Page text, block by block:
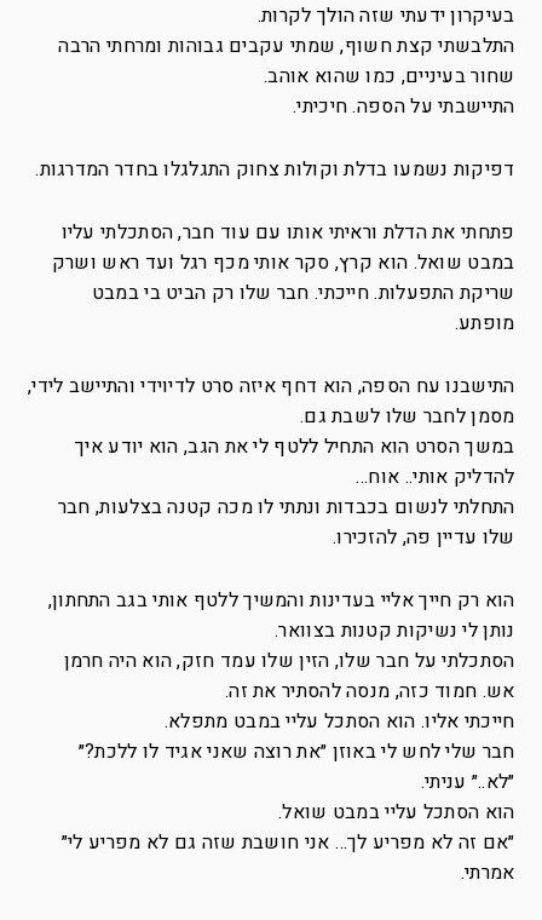
בעיקרון ידעתי שזה הולך לקרות.
התלבשתי קצת חשוף, שמתי עקבים גבוהות ומרחתי הרבה
שחור בעיניים, כמו שהוא אוהב.
התיישבתי על הספה. חיכיתי.
דפיקות נשמעו בדלת וקולות צחוק התגלגלו בחדר המדרגות.
פתחתי את הדלת וראיתי אותו עם עוד חבר, הסתכלתי עליו
במבט שואל. הוא קרץ, סקר אותי מכף רגל ועד ראש ושרק
שריקת התפעלות. חייכתי. חבר שלו רק הביט בי במבט
מופתע.
התישבנו עח הספה, הוא דחף איזה סרט לדיוידי והתיישב לידי,
מסמן לחבר שלו לשבת גם.
במשך הסרט הוא התחיל ללטף לי את הגב, הוא יודע איך
להדליק אותי.. אוח…
התחלתי לנשום בכבדות ונתתי לו מכה קטנה בצלעות, חבר
שלו עדיין פה, להזכירו.
הוא רק חייך אליי בעדינות והמשיך ללטף אותי בגב התחתון,
נותן לי נשיקות קטנות בצוואר.
הסתכלתי על חבר שלו, הזין שלו עמד חזק, הוא היה חרמן
אש. חמוד כזה, מנסה להסתיר את זה.
חייכתי אליו. הוא הסתכל עליי במבט מתפלא.
חבר שלי לחש לי באוזן ״את רוצה שאני אגיד לו ללכת?״
״לא..״ עניתי.
הוא הסתכל עליי במבט שואל.
״אם זה לא מפריע לך… אני חושבת שזה גם לא מפריע לי״
אמרתי.